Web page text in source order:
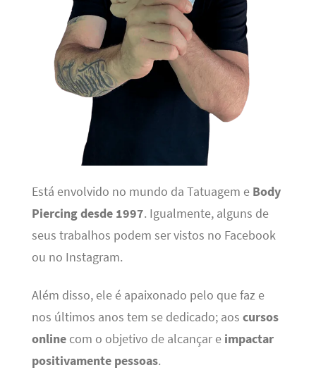
Está envolvido no mundo da Tatuagem e Body
Piercing desde 1997. Igualmente, alguns de
seus trabalhos podem ser vistos no Facebook
ou no Instagram.
Além disso, ele é apaixonado pelo que faz e
nos últimos anos tem se dedicado; aos cursos
onlinecom o objetivo de alcançar e impactar
positivamente pessoas.